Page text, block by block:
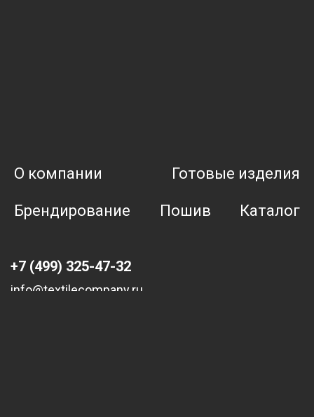
О компании Готовые изделия
Брендирование Пошив Каталог
+7 (499) 325-47-32
info@textilecompany.ru